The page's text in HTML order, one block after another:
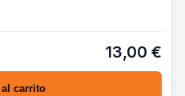
13,00 €
carrito